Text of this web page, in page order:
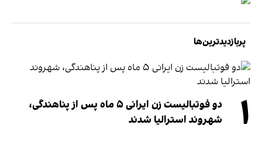
پربازدیدترین‌ها
۱
دو فوتبالیست زن ایرانی ۵ ماه پس از پناهندگی،
شهروند استرالیا شدند